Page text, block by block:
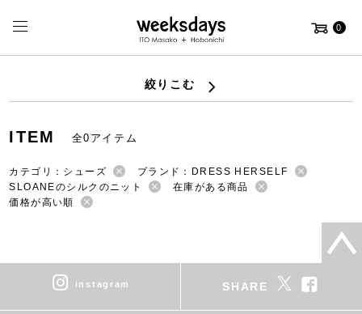
0
絞りこむ
ITEM 全0アイテム
カテゴリ：シューズ
ブランド：DRESS HERSELF
SLOANEのシルクのニット
在庫がある商品
価格が高い順
instagram SHARE